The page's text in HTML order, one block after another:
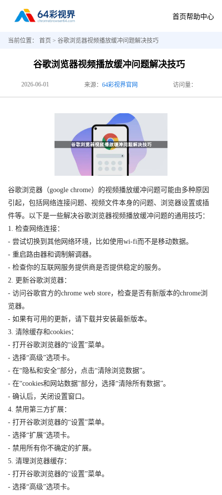
首页帮助中心
当前位置： 首页 > 谷歌浏览器视频播放缓冲问题解决技巧
谷歌浏览器视频播放缓冲问题解决技巧
2026-06-01 来源： 64彩视界官网 访问量：
谷歌浏览器（google chrome）的视频播放缓冲问题可能由多种原因
引起，包括网络连接问题、视频文件本身的问题、浏览器设置或插
件等。以下是一些解决谷歌浏览器视频播放缓冲问题的通用技巧：
1. 检查网络连接：
- 尝试切换到其他网络环境，比如使用wi-fi而不是移动数据。
- 重启路由器和调制解调器。
- 检查你的互联网服务提供商是否提供稳定的服务。
2. 更新谷歌浏览器：
- 访问谷歌官方的chrome web store，检查是否有新版本的chrome浏
览器。
- 如果有可用的更新，请下载并安装最新版本。
3. 清除缓存和cookies：
- 打开谷歌浏览器的“设置”菜单。
- 选择“高级”选项卡。
- 在“隐私和安全”部分，点击“清除浏览数据”。
- 在“cookies和网站数据”部分，选择“清除所有数据”。
- 确认后，关闭设置窗口。
4. 禁用第三方扩展：
- 打开谷歌浏览器的“设置”菜单。
- 选择“扩展”选项卡。
- 禁用所有你不确定的扩展。
5. 清理浏览器缓存：
- 打开谷歌浏览器的“设置”菜单。
- 选择“高级”选项卡。